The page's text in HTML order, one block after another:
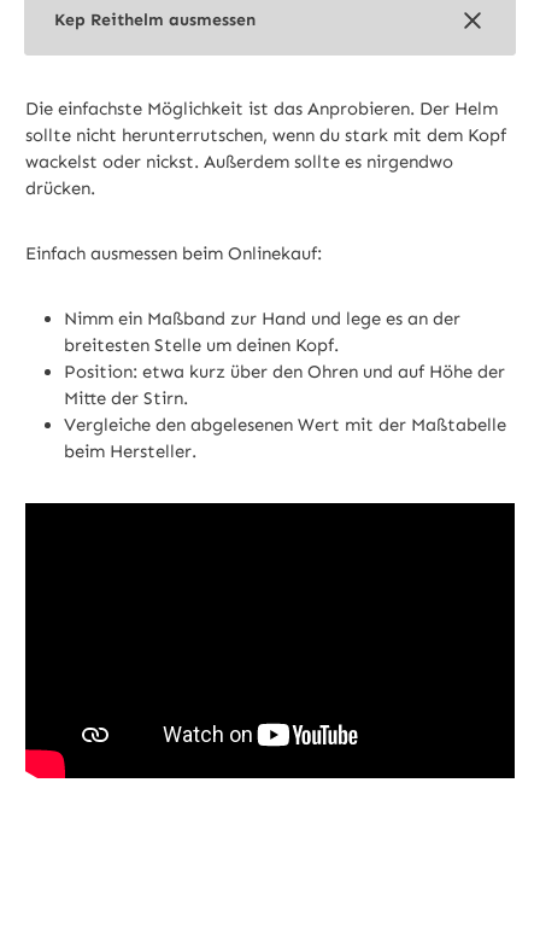
Kep Reithelm ausmessen
Die einfachste Möglichkeit ist das Anprobieren. Der Helm
sollte nicht herunterrutschen, wenn du stark mit dem Kopf
wackelst oder nickst. Außerdem sollte es nirgendwo
drücken.
Einfach ausmessen beim Onlinekauf:
Nimm ein Maßband zur Hand und lege es an der
breitesten Stelle um deinen Kopf.
Position: etwa kurz über den Ohren und auf Höhe der
Mitte der Stirn.
Vergleiche den abgelesenen Wert mit der Maßtabelle
beim Hersteller.